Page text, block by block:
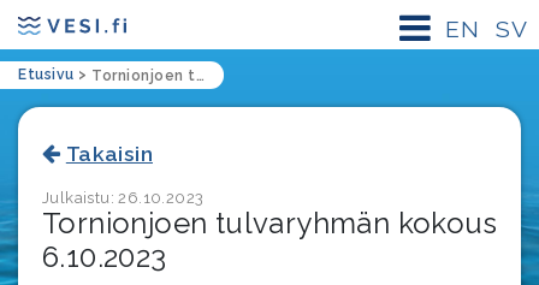
SV
EN
Etusivu > Tornionjoen tulvaryhmän kokous 6.10.2023
Takaisin
Julkaistu: 26.10.2023
Tornionjoen tulvaryhmän kokous
6.10.2023